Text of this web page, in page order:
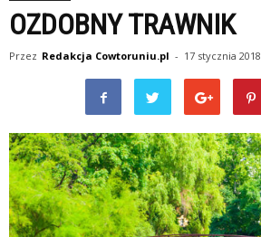
OZDOBNY TRAWNIK
Przez Redakcja Cowtoruniu.pl - 17 stycznia 2018